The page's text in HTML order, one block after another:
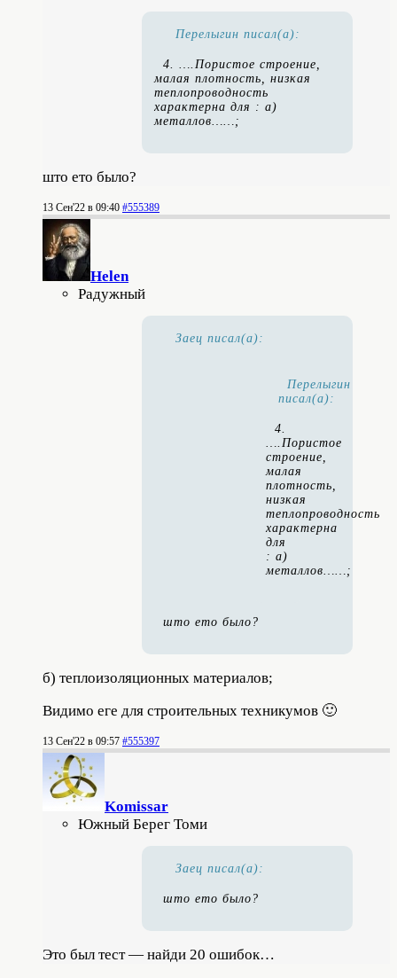
Перелыгин писал(а):
4. ….Пористое строение,
малая плотность, низкая
теплопроводность
характерна для : а)
металлов……;
што ето было?
13 Сен'22 в 09:40 #555389
Helen
Радужный
Заец писал(а):
Перелыгин
писал(а):
4.
….Пористое
строение,
малая
плотность,
низкая
теплопроводность
характерна
для
: а)
металлов……;
што ето было?
б) теплоизоляционных материалов;
Видимо еге для строительных техникумов 🙂
13 Сен'22 в 09:57 #555397
Komissar
Южный Берег Томи
Заец писал(а):
што ето было?
Это был тест — найди 20 ошибок…